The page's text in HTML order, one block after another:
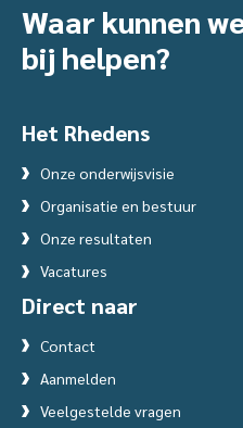
Waar kunnen
bij helpen?
Het Rhedens
Onze onderwijsvisie
Organisatie en bestuur
Onze resultaten
Vacatures
Direct naar
Contact
Aanmelden
Veelgestelde vragen